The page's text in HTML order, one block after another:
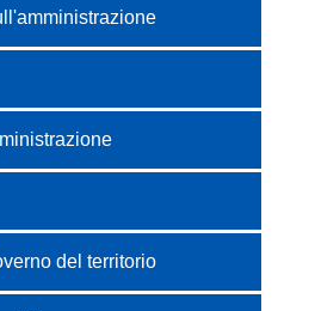
del territorio